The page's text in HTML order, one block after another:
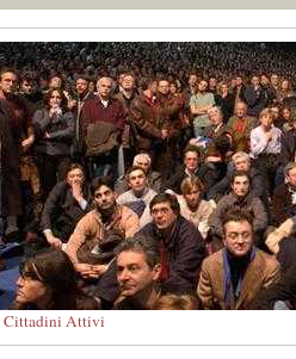
Cittadini Attivi